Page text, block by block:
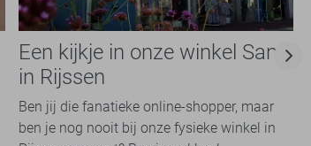
Een kijkje in onze winkel Sans
in Rijssen
Ben jij die fanatieke online-shopper, maar
ben je nog nooit bij onze fysieke winkel in